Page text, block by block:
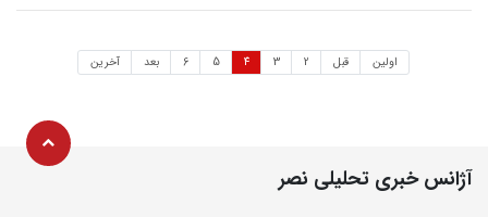
اولین قبل 2
3
4
5
6 بعد آخرین
آژانس خبری تحلیلی نصر